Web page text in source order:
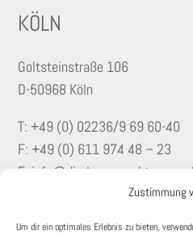
Zustimmung
Um dir ein optimales Erlebnis zu bieten,
KÖLN
Goltsteinstraße 106
D-50968 Köln
T: +49 (0) 02236/9 69 60-40
F: +49 (0) 611 974 48 – 23
E: info@dierlamm-
KONTAKT